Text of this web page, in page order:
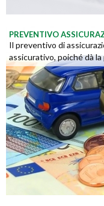
PREVENTIVO
Il preventivo di
assicurativo, poiché dà la